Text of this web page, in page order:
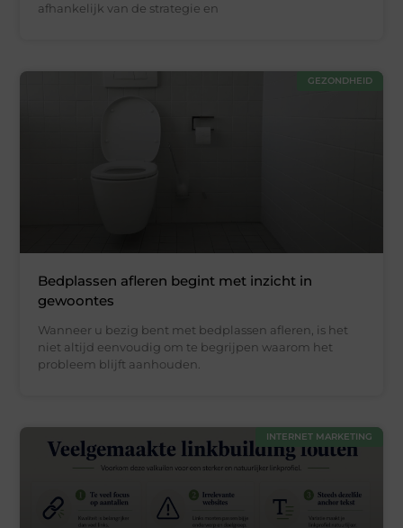
afhankelijk van de strategie en
GEZONDHEID
Bedplassen afleren begint met inzicht in
gewoontes
Wanneer u bezig bent met bedplassen afleren, is het
niet altijd eenvoudig om te begrijpen waarom het
probleem blijft aanhouden.
INTERNET MARKETING